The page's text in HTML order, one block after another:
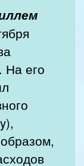
На его